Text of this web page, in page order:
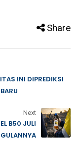
Share
INI DIPREDIKSI
Next
B50 JULI